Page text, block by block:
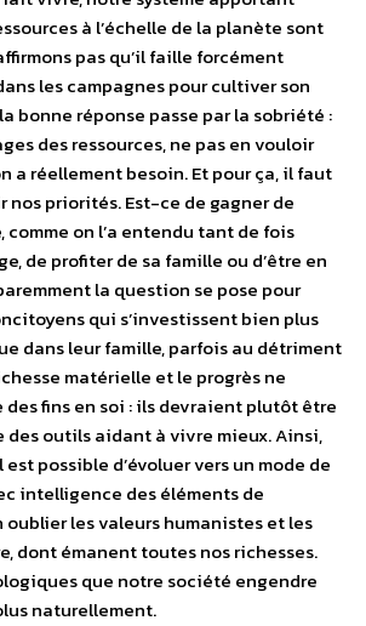
à l’échelle de la planète sont
pas qu’il faille forcément
les campagnes pour cultiver son
bonne réponse passe par la sobriété :
des ressources, ne pas en vouloir
a réellement besoin. Et pour ça, il faut
priorités. Est-ce de gagner de
comme on l’a entendu tant de fois
de profiter de sa famille ou d’être en
la question se pose pour
qui s’investissent bien plus
dans leur famille, parfois au détriment
matérielle et le progrès ne
fins en soi : ils devraient plutôt être
des outils aidant à vivre mieux. Ainsi,
est possible d’évoluer vers un mode de
intelligence des éléments de
oublier les valeurs humanistes et les
dont émanent toutes nos richesses.
que notre société engendre
naturellement.